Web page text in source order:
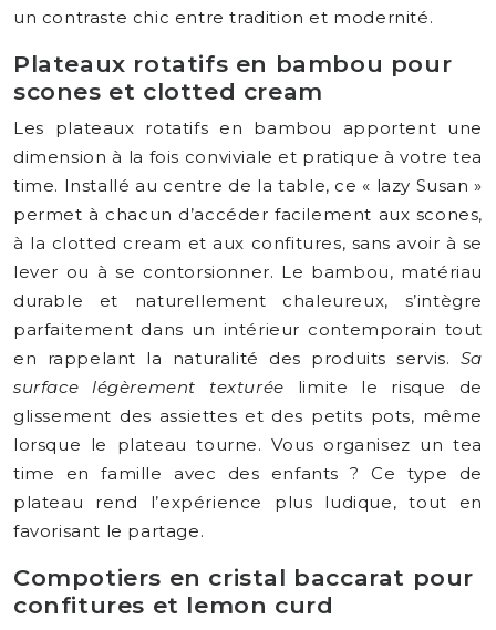
un contraste chic entre tradition et modernité.
Plateaux rotatifs en bambou pour
scones et clotted cream
Les plateaux rotatifs en bambou apportent une
dimension à la fois conviviale et pratique à votre tea
time. Installé au centre de la table, ce « lazy Susan »
permet à chacun d’accéder facilement aux scones,
à la clotted cream et aux confitures, sans avoir à se
lever ou à se contorsionner. Le bambou, matériau
durable et naturellement chaleureux, s’intègre
parfaitement dans un intérieur contemporain tout
en rappelant la naturalité des produits servis. Sa
surface légèrement texturée limite le risque de
glissement des assiettes et des petits pots, même
lorsque le plateau tourne. Vous organisez un tea
time en famille avec des enfants ? Ce type de
plateau rend l’expérience plus ludique, tout en
favorisant le partage.
Compotiers en cristal baccarat pour
confitures et lemon curd